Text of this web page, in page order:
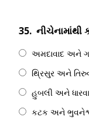
35. નીચેનામાંથી
અમદાવાદ અને
થ્રિસુર અને
હુબલી અને
કટક અને